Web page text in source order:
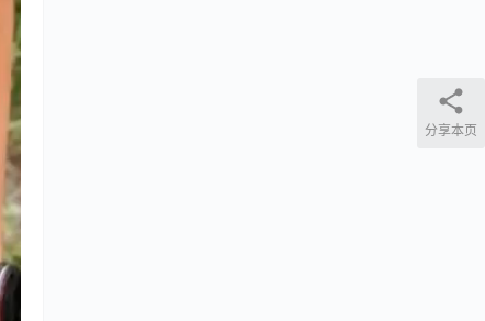
分享本页